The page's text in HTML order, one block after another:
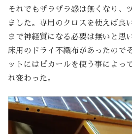
それでもザラザラ感は無くなり、
ました。専用のクロスを使えば良
まで神経質になる必要は無いと思
床用のドライ不織布があったので
ットにはピカールを使う事によっ
れ変わった。